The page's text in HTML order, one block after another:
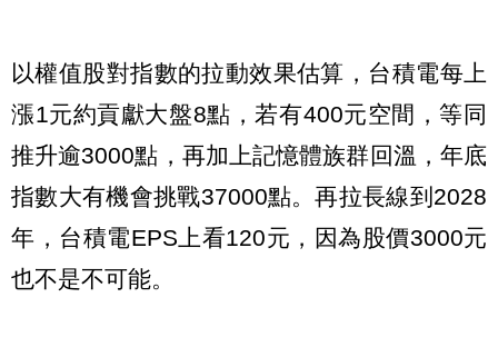
以權值股對指數的拉動效果估算，台積電每上
漲1元約貢獻大盤8點，若有400元空間，等同
推升逾3000點，再加上記憶體族群回溫，年底
指數大有機會挑戰37000點。再拉長線到2028
年，台積電EPS上看120元，因為股價3000元
也不是不可能。